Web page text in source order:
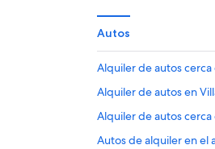
Autos
Alquiler de autos cerca
Alquiler de autos en
Alquiler de autos cerca
Autos de alquiler en el